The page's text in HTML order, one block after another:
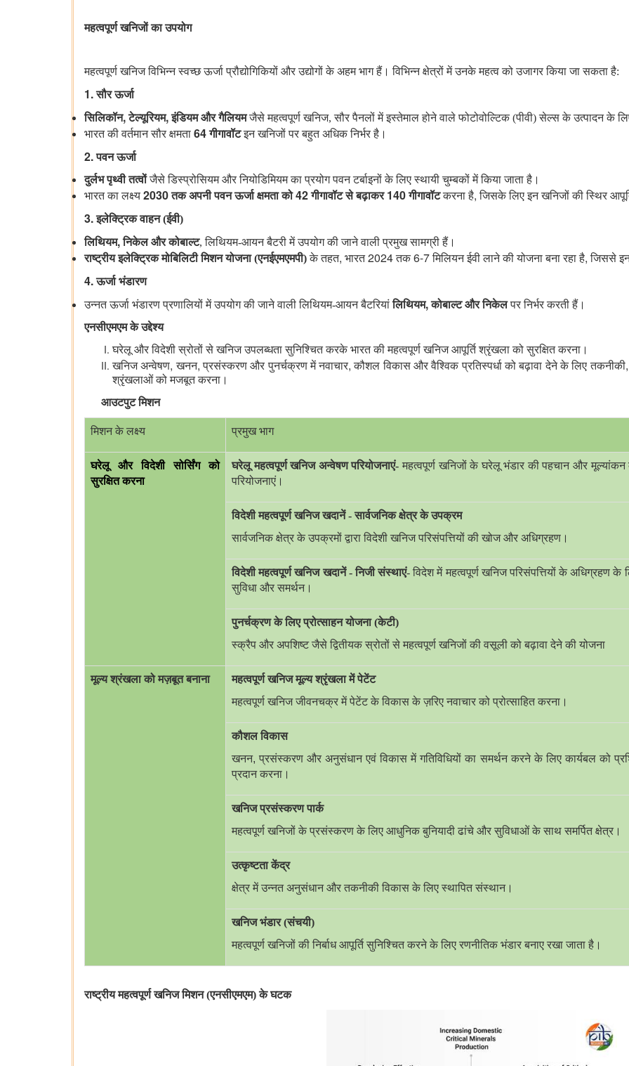
महत्वपूर्ण खनिजों का उपयोग
महत्वपूर्ण खनिज विभिन्न स्वच्छ ऊर्जा प्रौद्योगिकियों और उद्योगों के अहम भाग हैं। विभिन्न क्षेत्रों में उनके महत्व को उजागर किया जा सकता है:
1.सौर ऊर्जा
सिलिकॉन,टेल्यूरियम,इंडियम और गैलियमजैसे महत्वपूर्ण खनिज, सौर पैनलों में इस्तेमाल होने वाले फोटोवोल्टिक (पीवी) सेल्स के उत्पादन के
भारत की वर्तमान सौर क्षमता 64गीगावॉटइन खनिजों पर बहुत अधिक निर्भर है।
2.पवन ऊर्जा
दुर्लभ पृथ्वी तत्वोंजैसे डिस्प्रोसियम और नियोडिमियम का प्रयोग पवन टर्बाइनों के लिए स्थायी चुम्बकों में किया जाता है।
भारत का लक्ष्य 2030तक अपनी पवन ऊर्जा क्षमता को42गीगावॉट से बढ़ाकर 140गीगावॉटकरना है,जिसके लिए इन खनिजों की स्थिर
3.इलेक्ट्रिक वाहन (ईवी)
लिथियम,निकेल और कोबाल्ट, लिथियम-आयन बैटरी में उपयोग की जाने वाली प्रमुख सामग्री हैं।
राष्ट्रीय इलेक्ट्रिक मोबिलिटी मिशन योजना (एनईएमएमपी)के तहत, भारत2024तक6-7मिलियन ईवी लाने की योजना बना रहा है,जिससे इन
4.ऊर्जा भंडारण
उन्नत ऊर्जा भंडारण प्रणालियों में उपयोग की जाने वाली लिथियम-आयन बैटरियांलिथियम,कोबाल्ट और निकेलपर निर्भर करती हैं।
एनसीएमएम के उद्देश्य
घरेलू और विदेशी स्रोतों से खनिज उपलब्धता सुनिश्चित करके भारत की महत्वपूर्ण खनिज आपूर्ति श्रृंखला को सुरक्षित करना।
खनिज अन्वेषण,खनन,प्रसंस्करण और पुनर्चक्रण में नवाचार,कौशल विकास और वैश्विक प्रतिस्पर्धा को बढ़ावा देने के लिए तकनीकी
श्रृंखलाओं को मजबूत करना।
आउटपुट मिशन
मिशन के लक्ष्य प्रमुख भाग
घरेलू और विदेशी सोर्सिंग को
सुरक्षित करना
घरेलू महत्वपूर्ण खनिज अन्वेषण परियोजनाएं- महत्वपूर्ण खनिजों के घरेलू भंडार की पहचान और
परियोजनाएं।
विदेशी महत्वपूर्ण खनिज खदानें - सार्वजनिक क्षेत्र के उपक्रम
सार्वजनिक क्षेत्र के उपक्रमों द्वारा विदेशी खनिज परिसंपत्तियों की खोज और अधिग्रहण।
विदेशी महत्वपूर्ण खनिज खदानें - निजी संस्थाएं- विदेश में महत्वपूर्ण खनिज परिसंपत्तियों के अधिग्रहण के
सुविधा और समर्थन।
पुनर्चक्रण के लिए प्रोत्साहन योजना (केटी)
स्क्रैप और अपशिष्ट जैसे द्वितीयक स्रोतों से महत्वपूर्ण खनिजों की वसूली को बढ़ावा देने की योजना
मूल्य श्रंखला को मज़बूत बनाना
महत्वपूर्ण खनिज मूल्य श्रृंखला में पेटेंट
महत्वपूर्ण खनिज जीवनचक्र में पेटेंट के विकास के ज़रिए नवाचार को प्रोत्साहित करना।
कौशल विकास
खनन,प्रसंस्करण और अनुसंधान एवं विकास में गतिविधियों का समर्थन करने के लिए कार्यबल को
प्रदान करना।
खनिज प्रसंस्करण पार्क
महत्वपूर्ण खनिजों के प्रसंस्करण के लिए आधुनिक बुनियादी ढांचे और सुविधाओं के साथ समर्पित क्षेत्र।
उत्कृष्टता केंद्र
क्षेत्र में उन्नत अनुसंधान और तकनीकी विकास के लिए स्थापित संस्थान।
खनिज भंडार (संचयी)
महत्वपूर्ण खनिजों की निर्बाध आपूर्ति सुनिश्चित करने के लिए रणनीतिक भंडार बनाए रखा जाता है।
राष्ट्रीय महत्वपूर्ण खनिज मिशन (एनसीएमएम) के घटक